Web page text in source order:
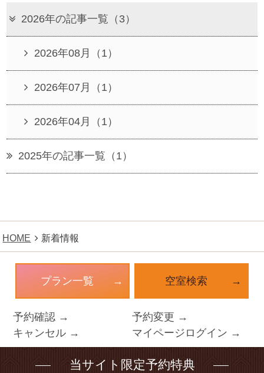
2026年の記事一覧（3）
2026年08月（1）
2026年07月（1）
2026年04月（1）
2025年の記事一覧（1）
HOME 新着情報
プラン一覧 空室検索
予約確認 →
予約変更 →
キャンセル →
マイページログイン →
当サイト限定予約特典